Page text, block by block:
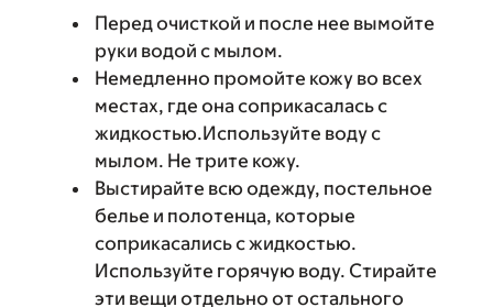
Перед очисткой и после нее вымойте
руки водой с мылом.
Немедленно промойте кожу во всех
местах, где она соприкасалась с
жидкостью.Используйте воду с
мылом. Не трите кожу.
Выстирайте всю одежду, постельное
белье и полотенца, которые
соприкасались с жидкостью.
Используйте горячую воду. Стирайте
эти вещи отдельно от остального